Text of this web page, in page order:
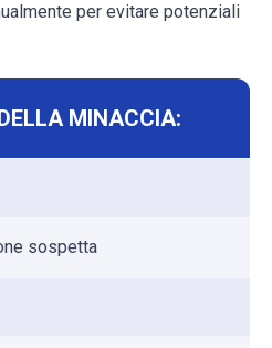
per evitare potenziali
MINACCIA:
sospetta